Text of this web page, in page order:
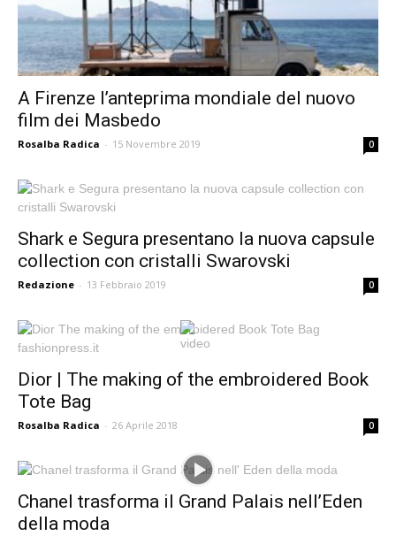
A Firenze l’anteprima mondiale del nuovo
film dei Masbedo
Rosalba Radica - 15 Novembre 2019 0
Shark e Segura presentano la nuova capsule
collection con cristalli Swarovski
Redazione - 13 Febbraio 2019 0
Dior | The making of the embroidered Book
Tote Bag
Rosalba Radica - 26 Aprile 2018 0
Chanel trasforma il Grand Palais nell’Eden
della moda